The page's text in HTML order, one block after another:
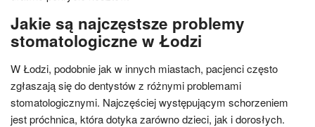
Jakie są najczęstsze problemy
stomatologiczne w Łodzi
W Łodzi, podobnie jak w innych miastach, pacjenci często
zgłaszają się do dentystów z różnymi problemami
stomatologicznymi. Najczęściej występującym schorzeniem
jest próchnica, która dotyka zarówno dzieci, jak i dorosłych.